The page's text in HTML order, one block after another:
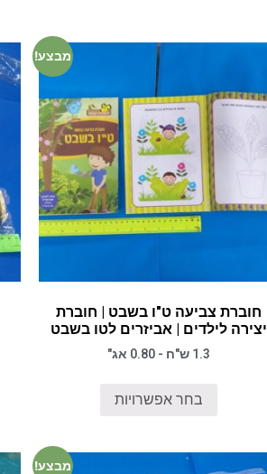
מבצע!
חוברת צביעה ט"ו בשבט | חוברת
יצירה לילדים | אביזרים לטו בשבט
1.3 ש"ח - 0.80 אג"
בחר אפשרויות
מבצע!